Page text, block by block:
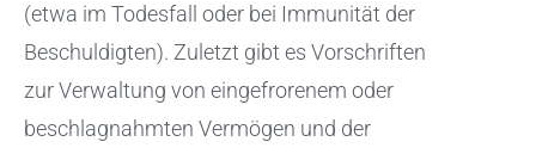
(etwa im Todesfall oder bei Immunität der
Beschuldigten). Zuletzt gibt es Vorschriften
zur Verwaltung von eingefrorenem oder
beschlagnahmten Vermögen und der